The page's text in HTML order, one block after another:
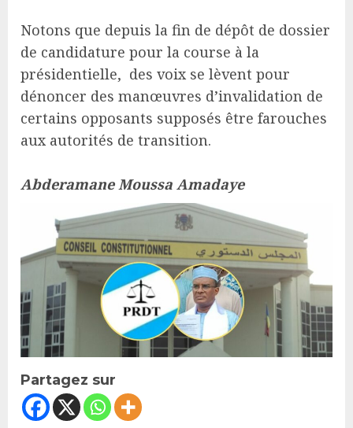
Notons que depuis la fin de dépôt de dossier
de candidature pour la course à la
présidentielle, des voix se lèvent pour
dénoncer des manœuvres d’invalidation de
certains opposants supposés être farouches
aux autorités de transition.
Abderamane Moussa Amadaye
Partagez sur